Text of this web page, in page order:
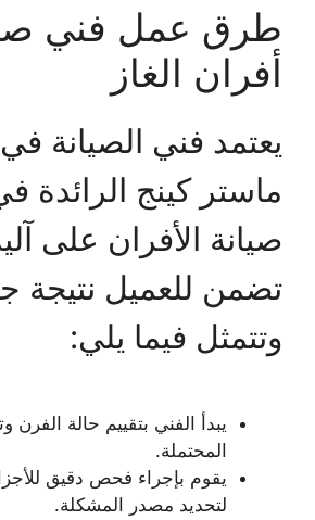
طرق عمل فني
أفران الغاز
يعتمد فني الصيانة
ماستر كينج الرائدة
صيانة الأفران على
تضمن للعميل نتيجة
وتتمثل فيما يلي:
يبدأ الفني بتقييم حالة الفرن
المحتملة.
يقوم بإجراء فحص دقيق
لتحديد مصدر المشكلة.